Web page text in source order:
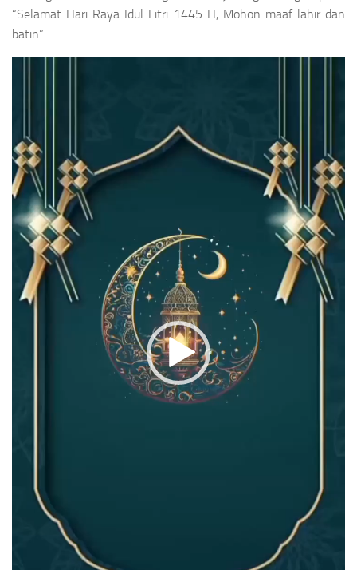
“Selamat Hari Raya Idul Fitri 1445 H, Mohon maaf lahir dan
batin”